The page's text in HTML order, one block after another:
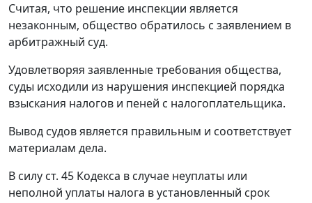
Считая, что решение инспекции является
незаконным, общество обратилось с заявлением в
арбитражный суд.
Удовлетворяя заявленные требования общества,
суды исходили из нарушения инспекцией порядка
взыскания налогов и пеней с налогоплательщика.
Вывод судов является правильным и соответствует
материалам дела.
В силу ст. 45 Кодекса в случае неуплаты или
неполной уплаты налога в установленный срок